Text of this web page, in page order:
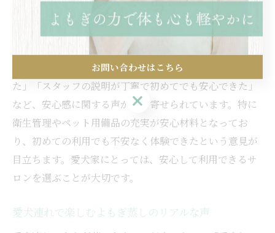
愛知よもぎ蒸し犬同伴の体験談で安心を実感
愛知県で犬同伴よもぎ蒸しを体験した方の体験談から
は、「ペットと一緒に過ごせることで不安が解消され
た」「スタッフの説明が丁寧で初めてでも安心できた」
など、安心感に関する声が多く寄せられています。特に
衛生管理やペット用備品の充実が安心材料となってお
り、初めての利用でも不安なく体験できたという意見が
目立ちます。愛犬家にとっては、安心して利用できるサ
ロンを選ぶことが大切です。
愛犬連れで楽しむよもぎ蒸しのリアルな声
お問い合わせはこちら
お問い合わせはこちら